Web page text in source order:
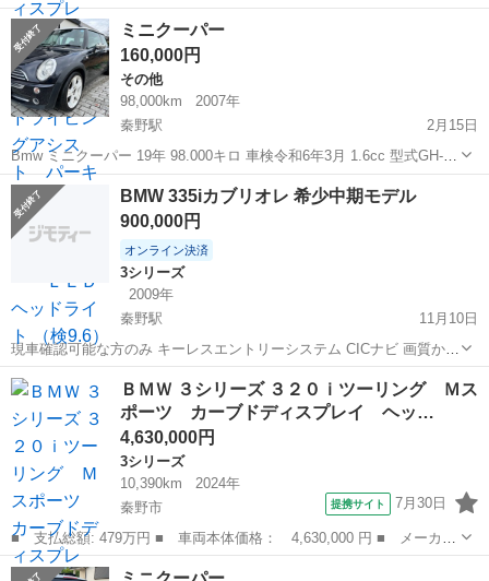
名： ＢＭＷ ■ 車種名： ３シリーズ ■ グレード名： ３２０ｉ
ツーリング Ｍスポーツ カーブドディスプレイ ヘッドアップディ
スプレイ ...
神奈川 秦野市 3シリーズ
ミニクーパー
160,000円
その他
98,000km
2007年
秦野駅
2月15日
Bmw ミニクーパー 19年 98.000キロ 車検令和6年3月 1.6cc 型式GH-
RA16 ETC,バックカメラあり 多少キズあり エンジン、ミッション問題
はないです。 現車確認いつでも可能です。 ¥180,000
神奈川 秦野市 その他 ミニクーパー
BMW 335iカブリオレ 希少中期モデル
900,000円
オンライン決済
3シリーズ
2009年
秦野駅
11月10日
現車確認可能な方のみ キーレスエントリーシステム CICナビ 画質かな
りきれいです 初年度登録 平成21年11月 車検 令和5年2月 走行距離 10
万弱 修理歴なし
神奈川 3シリーズ
ＢＭＷ ３シリーズ ３２０ｉツーリング Ｍス
ポーツ カーブドディスプレイ ヘッ…
4,630,000円
3シリーズ
10,390km
2024年
秦野市
提携サイト 7月30日
■ 支払総額: 479万円 ■ 車両本体価格： 4,630,000 円 ■ メーカー
名： ＢＭＷ ■ 車種名： ３シリーズ ■ グレード名： ３２０ｉ
神奈川 秦野市 3シリーズ